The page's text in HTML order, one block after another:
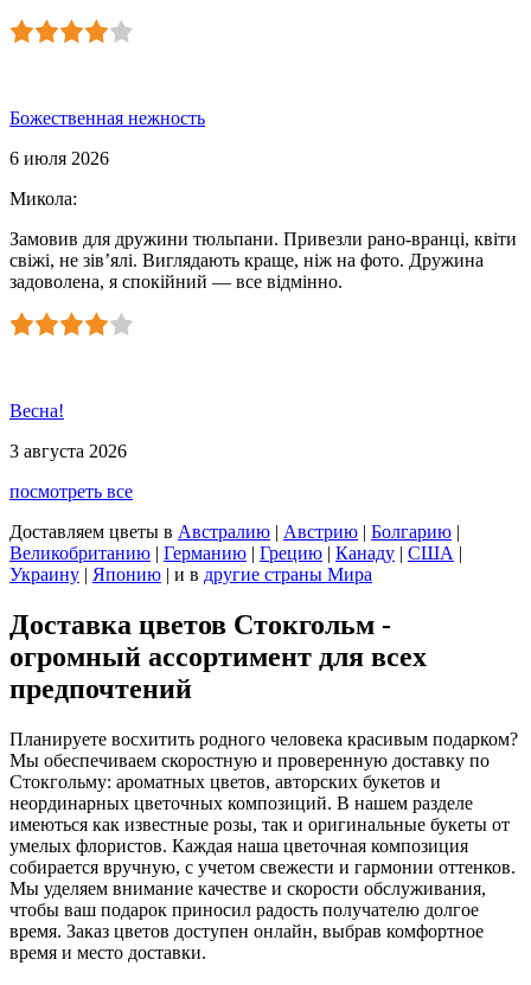
Божественная нежность
6 июля 2026
Микола:
Замовив для дружини тюльпани. Привезли рано-вранці, квіти
свіжі, не зів’ялі. Виглядають краще, ніж на фото. Дружина
задоволена, я спокійний — все відмінно.
Весна!
3 августа 2026
посмотреть все
Доставляем цветы в Австралию | Австрию | Болгарию |
Великобританию | Германию | Грецию | Канаду | США |
Украину | Японию | и в другие страны Мира
Доставка цветов Стокгольм -
огромный ассортимент для всех
предпочтений
Планируете восхитить родного человека красивым подарком?
Мы обеспечиваем скоростную и проверенную доставку по
Стокгольму: ароматных цветов, авторских букетов и
неординарных цветочных композиций. В нашем разделе
имеються как известные розы, так и оригинальные букеты от
умелых флористов. Каждая наша цветочная композиция
собирается вручную, с учетом свежести и гармонии оттенков.
Мы уделяем внимание качестве и скорости обслуживания,
чтобы ваш подарок приносил радость получателю долгое
время. Заказ цветов доступен онлайн, выбрав комфортное
время и место доставки.